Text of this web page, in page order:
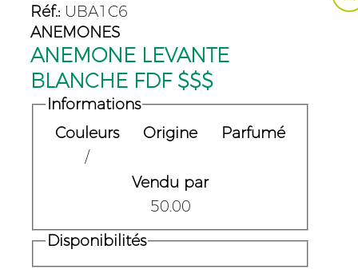
Réf.: UBA1C6
ANEMONES
ANEMONE LEVANTE
BLANCHE FDF $$$
Informations
Couleurs
Origine
Parfumé
/
Vendu par
50.00
Disponibilités